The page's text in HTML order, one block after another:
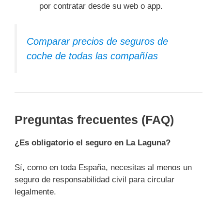
por contratar desde su web o app.
Comparar precios de seguros de
coche de todas las compañías
Preguntas frecuentes (FAQ)
¿Es obligatorio el seguro en La Laguna?
Sí, como en toda España, necesitas al menos un
seguro de responsabilidad civil para circular
legalmente.